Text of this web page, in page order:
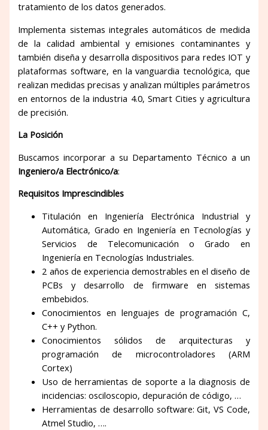
tratamiento de los datos generados.
Implementa sistemas integrales automáticos de medida
de la calidad ambiental y emisiones contaminantes y
también diseña y desarrolla dispositivos para redes IOT y
plataformas software, en la vanguardia tecnológica, que
realizan medidas precisas y analizan múltiples parámetros
en entornos de la industria 4.0, Smart Cities y agricultura
de precisión.
La Posición
Buscamos incorporar a su Departamento Técnico a un
Ingeniero/a Electrónico/a:
Requisitos Imprescindibles
Titulación en Ingeniería Electrónica Industrial y
Automática, Grado en Ingeniería en Tecnologías y
Servicios de Telecomunicación o Grado en
Ingeniería en Tecnologías Industriales.
2 años de experiencia demostrables en el diseño de
PCBs y desarrollo de firmware en sistemas
embebidos.
Conocimientos en lenguajes de programación C,
C++ y Python.
Conocimientos sólidos de arquitecturas y
programación de microcontroladores (ARM
Cortex)
Uso de herramientas de soporte a la diagnosis de
incidencias: osciloscopio, depuración de código, …
Herramientas de desarrollo software: Git, VS Code,
Atmel Studio, ….